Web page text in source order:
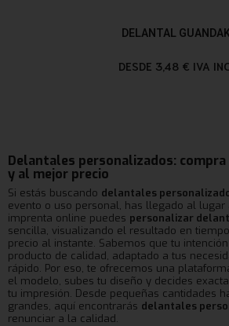
DELANTAL GUANDAK
DESDE 3,48 € IVA
Delantales personalizados:
y al mejor precio
Si estás buscando delantales
evento o uso personal, has llegado al lugar
imprenta online puedes personalizar
sencilla, visualizando el resultado en
precio al instante. Sabemos que tu
producto de calidad, adaptado a tus
rápido. Por eso, te ofrecemos una
el modelo, subes tu diseño y decides
tu impresión. Desde pequeñas cantidades
grandes, aquí encontrarás delantales
renunciar a la calidad.